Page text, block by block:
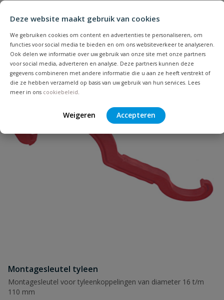
Deze website maakt gebruik van cookies
We gebruiken cookies om content en advertenties te personaliseren, om
functies voor social media te bieden en om ons websiteverkeer te analyseren.
Ook delen we informatie over uw gebruik van onze site met onze partners
voor social media, adverteren en analyse. Deze partners kunnen deze
gegevens combineren met andere informatie die u aan ze heeft verstrekt of
die ze hebben verzameld op basis van uw gebruik van hun services. Lees
meer in ons cookiebeleid
Weigeren Accepteren
Uw waardering:
Naam
Beoordeling versturen
Montagesleutel tyleen
Montagesleutel voor tyleenkoppelingen van diameter 16 t/m
110 mm